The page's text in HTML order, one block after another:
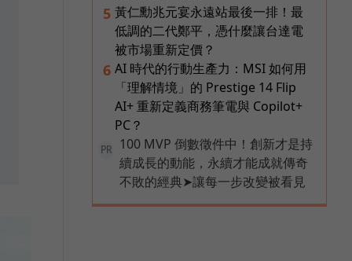
5 黃仁勳兆元宴永遠站最後一排！最
低調的二代鄭平，憑什麼讓台達電
被市場重新定價？
6 AI 時代的行動生產力：MSI 如何用
「理解情境」的 Prestige 14 Flip
AI+ 重新定義商務筆電與 Copilot+
PC？
PR
100 MVP 倒數徵件中！創新才是持
續成長的動能，永續才能成就傳奇
不敗的經典➤讓每一步改變被看見